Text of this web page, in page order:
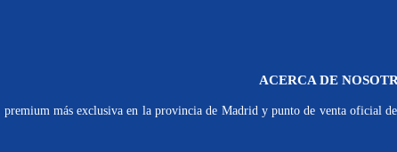
ACERCA DE
más exclusiva en la provincia de Madrid y punto de venta oficial